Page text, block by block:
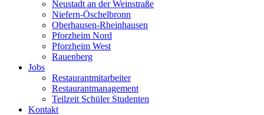
Neustadt an der Weinstraße
Niefern-Öschelbronn
Oberhausen-Rheinhausen
Pforzheim Nord
Pforzheim West
Rauenberg
Jobs
Restaurantmitarbeiter
Restaurantmanagement
Teilzeit Schüler Studenten
Kontakt